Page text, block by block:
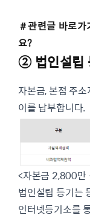
＃관련글 바로가
요?
② 법인설립
자본금, 본점 주
이를 납부합니다.
<자본금 2,800만
법인설립 등기는
인터넷등기소를